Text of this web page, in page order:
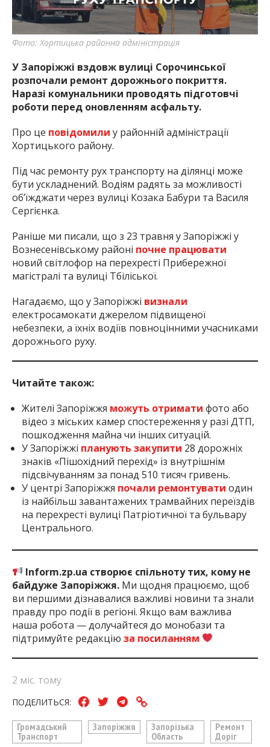
найважливішу інформацію про події
міста Запоріжжя та області.
Фото: Хортицька районна адміністрація
У Запоріжжі вздовж вулиці Сорочинської
розпочали ремонт дорожнього покриття.
Наразі комунальники проводять підготовчі
роботи перед оновленням асфальту.
Про це повідомили у районній адміністрації
Хортицького району.
Під час ремонту рух транспорту на ділянці може
бути ускладнений. Водіям радять за можливості
об’їжджати через вулиці Козака Бабури та Василя
Сергієнка.
Раніше ми писали, що з 23 травня у Запоріжжі у
Вознесенівському районі почне працювати
новий світлофор на перехресті Прибережної
магістралі та вулиці Тбіліської.
Нагадаємо, що у Запоріжжі визнали
електросамокати джерелом підвищеної
небезпеки, а їхніх водіїв повноцінними учасниками
дорожнього руху.
Читайте також:
Жителі Запоріжжя можуть отримати фото або
відео з міських камер спостереження у разі ДТП,
пошкодження майна чи інших ситуацій.
У Запоріжжі планують закупити 28 дорожніх
знаків «Пішохідний перехід» із внутрішнім
підсвічуванням за понад 510 тисяч гривень.
У центрі Запоріжжя почали ремонтувати один
із найбільш завантажених трамвайних переїздів
на перехресті вулиці Патріотичної та бульвару
Центрального.
Inform.zp.ua створює спільноту тих, кому не
байдуже Запоріжжя. Ми щодня працюємо, щоб
ви першими дізнавалися важливі новини та знали
правду про події в регіоні. Якщо вам важлива
наша робота — долучайтеся до монобази та
підтримуйте редакцію за посиланням
2 міс. тому
ПОДЕЛИТЬСЯ:
Громадський
Транспорт
Запоріжжя
Запорізька
Область
Ремонт
Доріг